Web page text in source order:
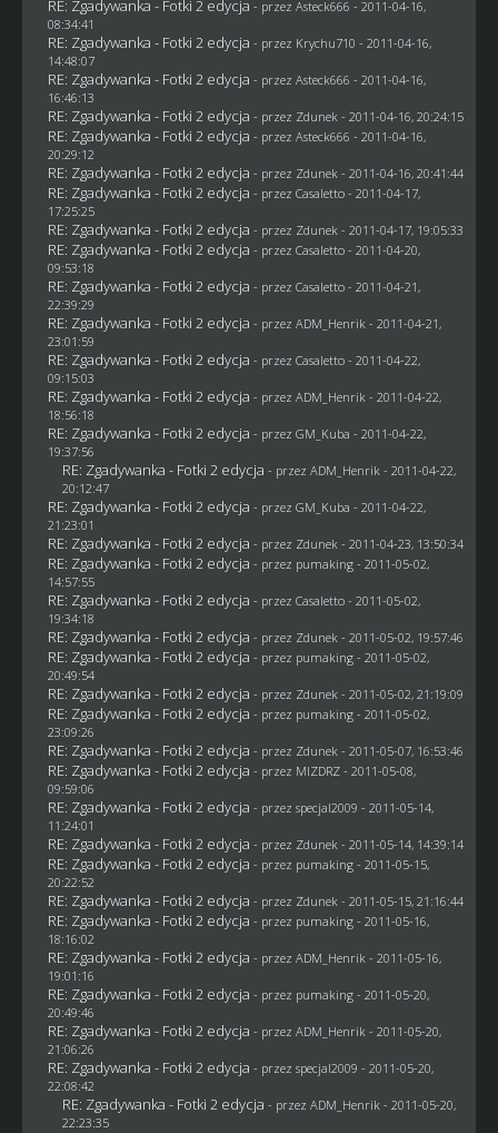
RE: Zgadywanka - Fotki 2 edycja - przez Asteck666 - 2011-04-16,
08:34:41
RE: Zgadywanka - Fotki 2 edycja - przez Krychu710 - 2011-04-16,
14:48:07
RE: Zgadywanka - Fotki 2 edycja - przez Asteck666 - 2011-04-16,
16:46:13
RE: Zgadywanka - Fotki 2 edycja - przez Zdunek - 2011-04-16, 20:24:15
RE: Zgadywanka - Fotki 2 edycja - przez Asteck666 - 2011-04-16,
20:29:12
RE: Zgadywanka - Fotki 2 edycja - przez Zdunek - 2011-04-16, 20:41:44
RE: Zgadywanka - Fotki 2 edycja - przez Casaletto- 2011-04-17,
17:25:25
RE: Zgadywanka - Fotki 2 edycja - przez Zdunek - 2011-04-17, 19:05:33
RE: Zgadywanka - Fotki 2 edycja - przez Casaletto- 2011-04-20,
09:53:18
RE: Zgadywanka - Fotki 2 edycja - przez Casaletto- 2011-04-21,
22:39:29
RE: Zgadywanka - Fotki 2 edycja - przez ADM_Henrik - 2011-04-21,
23:01:59
RE: Zgadywanka - Fotki 2 edycja - przez Casaletto- 2011-04-22,
09:15:03
RE: Zgadywanka - Fotki 2 edycja - przez ADM_Henrik - 2011-04-22,
18:56:18
RE: Zgadywanka - Fotki 2 edycja - przez GM_Kuba - 2011-04-22,
19:37:56
RE: Zgadywanka - Fotki 2 edycja - przez ADM_Henrik - 2011-04-22,
20:12:47
RE: Zgadywanka - Fotki 2 edycja - przez GM_Kuba - 2011-04-22,
21:23:01
RE: Zgadywanka - Fotki 2 edycja - przez Zdunek - 2011-04-23, 13:50:34
RE: Zgadywanka - Fotki 2 edycja - przez pumaking- 2011-05-02,
14:57:55
RE: Zgadywanka - Fotki 2 edycja - przez Casaletto- 2011-05-02,
19:34:18
RE: Zgadywanka - Fotki 2 edycja - przez Zdunek - 2011-05-02, 19:57:46
RE: Zgadywanka - Fotki 2 edycja - przez pumaking- 2011-05-02,
20:49:54
RE: Zgadywanka - Fotki 2 edycja - przez Zdunek - 2011-05-02, 21:19:09
RE: Zgadywanka - Fotki 2 edycja - przez pumaking- 2011-05-02,
23:09:26
RE: Zgadywanka - Fotki 2 edycja - przez Zdunek - 2011-05-07, 16:53:46
RE: Zgadywanka - Fotki 2 edycja - przez MIZDRZ- 2011-05-08,
09:59:06
RE: Zgadywanka - Fotki 2 edycja - przez specjal2009 - 2011-05-14,
11:24:01
RE: Zgadywanka - Fotki 2 edycja - przez Zdunek - 2011-05-14, 14:39:14
RE: Zgadywanka - Fotki 2 edycja - przez pumaking- 2011-05-15,
20:22:52
RE: Zgadywanka - Fotki 2 edycja - przez Zdunek - 2011-05-15, 21:16:44
RE: Zgadywanka - Fotki 2 edycja - przez pumaking- 2011-05-16,
18:16:02
RE: Zgadywanka - Fotki 2 edycja - przez ADM_Henrik - 2011-05-16,
19:01:16
RE: Zgadywanka - Fotki 2 edycja - przez pumaking- 2011-05-20,
20:49:46
RE: Zgadywanka - Fotki 2 edycja - przez ADM_Henrik - 2011-05-20,
21:06:26
RE: Zgadywanka - Fotki 2 edycja - przez specjal2009 - 2011-05-20,
22:08:42
RE: Zgadywanka - Fotki 2 edycja - przez ADM_Henrik - 2011-05-20,
22:23:35